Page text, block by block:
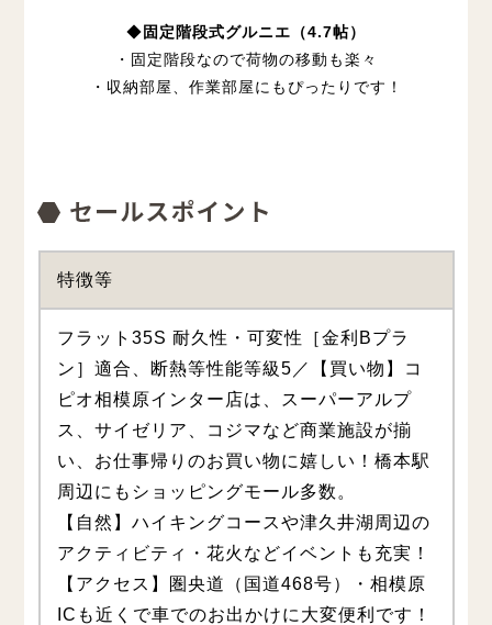
◆固定階段式グルニエ（4.7帖）
・固定階段なので荷物の移動も楽々
・収納部屋、作業部屋にもぴったりです！
特徴等
フラット35S 耐久性・可変性［金利Bプラ
ン］適合、断熱等性能等級5／【買い物】コ
ピオ相模原インター店は、スーパーアルプ
ス、サイゼリア、コジマなど商業施設が揃
い、お仕事帰りのお買い物に嬉しい！橋本駅
周辺にもショッピングモール多数。
【自然】ハイキングコースや津久井湖周辺の
アクティビティ・花火などイベントも充実！
【アクセス】圏央道（国道468号）・相模原
ICも近くで車でのお出かけに大変便利です！